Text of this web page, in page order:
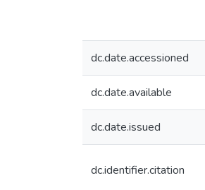
dc.date.accessioned
dc.date.available
dc.date.issued
dc.identifier.citation